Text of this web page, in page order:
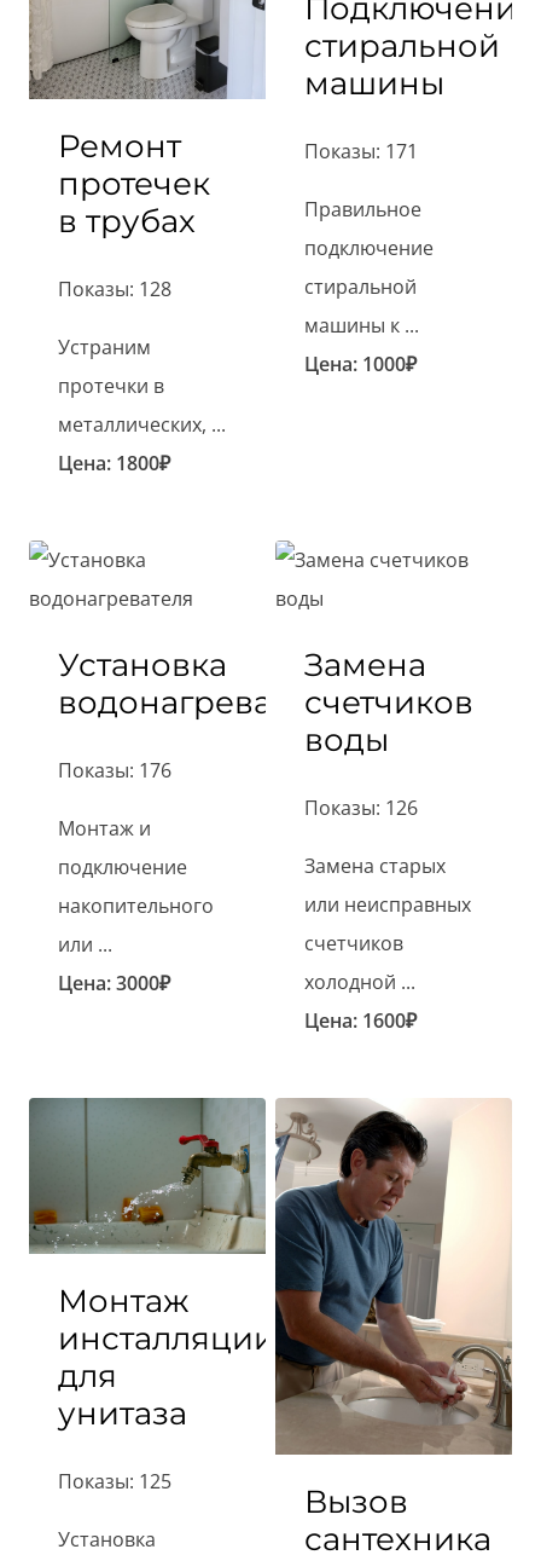
Ремонт
протечек
в трубах
Показы: 128
Устраним
протечки в
металлических, ...
Цена: 1800₽
Подключение
стиральной
машины
Показы: 171
Правильное
подключение
стиральной
машины к ...
Цена: 1000₽
Установка
водонагревателя
Показы: 176
Монтаж и
подключение
накопительного
или ...
Цена:3000₽
Замена
счетчиков
воды
Показы: 126
Замена старых
или неисправных
счетчиков
холодной ...
Цена: 1600₽
Монтаж
инсталляции
для
унитаза
Показы: 125
Установка
Вызов
сантехника